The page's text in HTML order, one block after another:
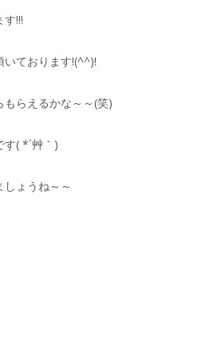
す!!!
いております!(^^)!
らえるかな～～(笑)
( *´艸｀)
ょうね～～